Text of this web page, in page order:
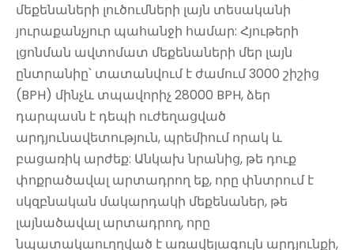
մեքենաների լուծումների լայն տեսականի
յուրաքանչյուր պահանջի համար: Հյութերի
լցոնման ավտոմատ մեքենաների մեր լայն
ընտրանիը՝ տատանվում է ժամում 3000 շիշից
(BPH) մինչև տպավորիչ 28000 BPH, ձեր
դարպասն է դեպի ուժեղացված
արդյունավետություն, պրեմիում որակ և
բացառիկ արժեք: Անկախ նրանից, թե դուք
փոքրածավալ արտադրող եք, որը փնտրում է
սկզբնական մակարդակի մեքենաներ, թե
լայնածավալ արտադրող, որը
նպատակաուղղված է առավելագույն արդյունքի,